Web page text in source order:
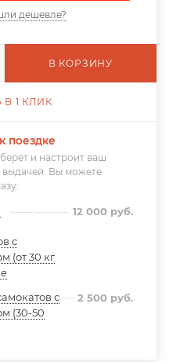
дешевле?
В КОРЗИНУ
В 1 КЛИК
поездке
и настроит ваш
выдачей. Вы можете
с
(от 30 кг
12 000 руб.
с
(30-50
2 500 руб.